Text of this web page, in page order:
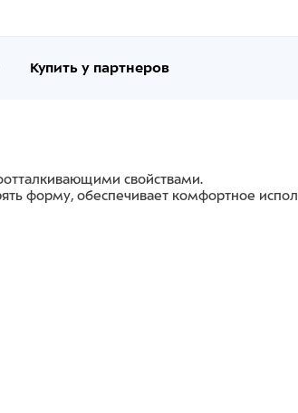
Купить у партнеров
свойствами.
форму, обеспечивает комфортное